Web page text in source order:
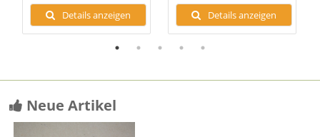
Details anzeigen Details anzeigen
Neue Artikel